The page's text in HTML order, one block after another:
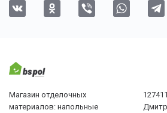
Магазин отделочных
материалов: напольные